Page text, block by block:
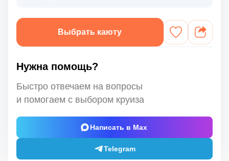
Выбрать каюту
Нужна помощь?
Быстро отвечаем на вопросы
и помогаем с выбором круиза
Написать в Max
Telegram